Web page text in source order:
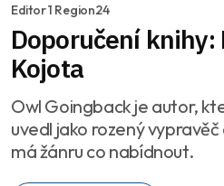
Editor 1 Region24
Doporučení knihy:
Kojota
Owl Goingback je autor,
uvedl jako rozený
má žánru co nabídnout.